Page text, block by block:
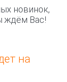
новинок,
ждём Вас!
на